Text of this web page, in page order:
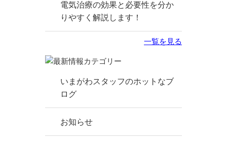
電気治療の効果と必要性を分か
りやすく解説します！
一覧を見る
いまがわスタッフのホットなブ
ログ
お知らせ